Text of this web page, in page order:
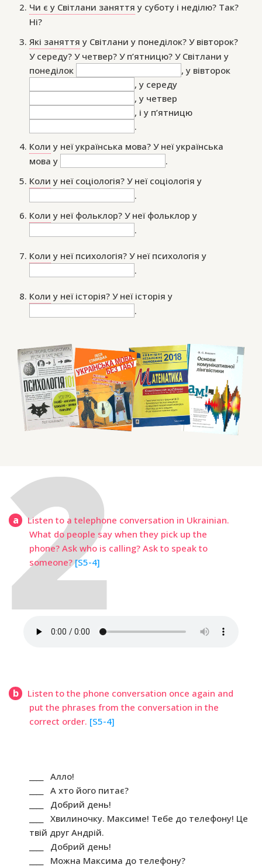
Чи є у Світлани заняття у суботу і неділю? Так?
Ні?
Які заняття у Світлани у понеділок? У вівторок?
У середу? У четвер? У п’ятницю? У Світлани у
понеділок
, у вівторок
, у середу
, у четвер
, і у п’ятницю
.
Коли у неї українська мова? У неї українська
мова у
.
Коли у неї соціологія? У неї соціологія у
.
Коли у неї фольклор? У неї фольклор у
.
Коли у неї психологія? У неї психологія у
.
Коли у неї історія? У неї історія у
.
a
Listen to a telephone conversation in Ukrainian.
What do people say when they pick up the
phone? Ask who is calling? Ask to speak to
someone?[S5-4]
b
Listen to the phone conversation once again and
put the phrases from the conversation in the
correct order. [S5-4]
____ Алло!
____ А хто його питає?
____ Добрий день!
____ Хвилиночку. Максиме! Тебе до телефону! Це
твій друг Андрій.
____ Добрий день!
____ Можна Максима до телефону?